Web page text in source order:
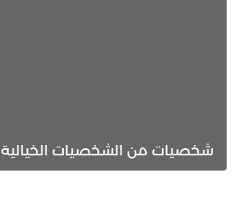
شخصيات من الشخصيات الخيالية